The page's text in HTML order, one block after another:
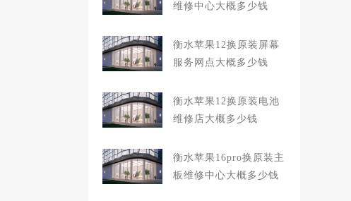
维修中心大概多少钱
衡水苹果12换原装屏幕
服务网点大概多少钱
衡水苹果12换原装电池
维修店大概多少钱
衡水苹果16pro换原装主
板维修中心大概多少钱